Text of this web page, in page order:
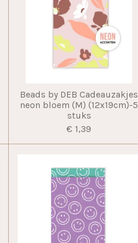
Beads by DEB Cadeauzakjes
neon bloem (M) (12x19cm)-5
stuks
€ 1,39